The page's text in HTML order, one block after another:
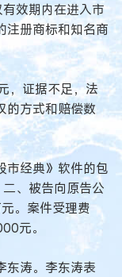
效期内在进入市
注册商标和知名商
，证据不足，法
的方式和赔偿数
市经典》软件的包
、被告向原告公
。案件受理费
元。
涛。李东涛表